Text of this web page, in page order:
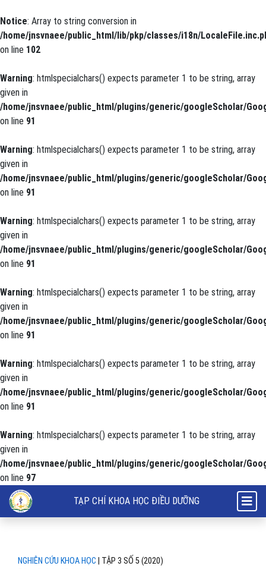
Notice: Array to string conversion in
/home/jnsvnaee/public_html/lib/pkp/classes/i18n/
on line 102
Warning: htmlspecialchars() expects parameter 1 to be string, array
given in
/home/jnsvnaee/public_html/plugins/generic/googleScholar/
on line 91
Warning: htmlspecialchars() expects parameter 1 to be string, array
given in
/home/jnsvnaee/public_html/plugins/generic/googleScholar/
on line 91
Warning: htmlspecialchars() expects parameter 1 to be string, array
given in
/home/jnsvnaee/public_html/plugins/generic/googleScholar/
on line 91
Warning: htmlspecialchars() expects parameter 1 to be string, array
given in
/home/jnsvnaee/public_html/plugins/generic/googleScholar/
on line 91
Warning: htmlspecialchars() expects parameter 1 to be string, array
given in
/home/jnsvnaee/public_html/plugins/generic/googleScholar/
on line 91
Warning: htmlspecialchars() expects parameter 1 to be string, array
given in
/home/jnsvnaee/public_html/plugins/generic/googleScholar/
on line 97
Thực trạng vận động của người bệnh sau phẫu thuật kết hợp xương
TẠP CHÍ KHOA HỌC ĐIỀU DƯỠNG
NGHIÊN CỨU KHOA HỌC TẬP 3 SỐ 5 (2020)